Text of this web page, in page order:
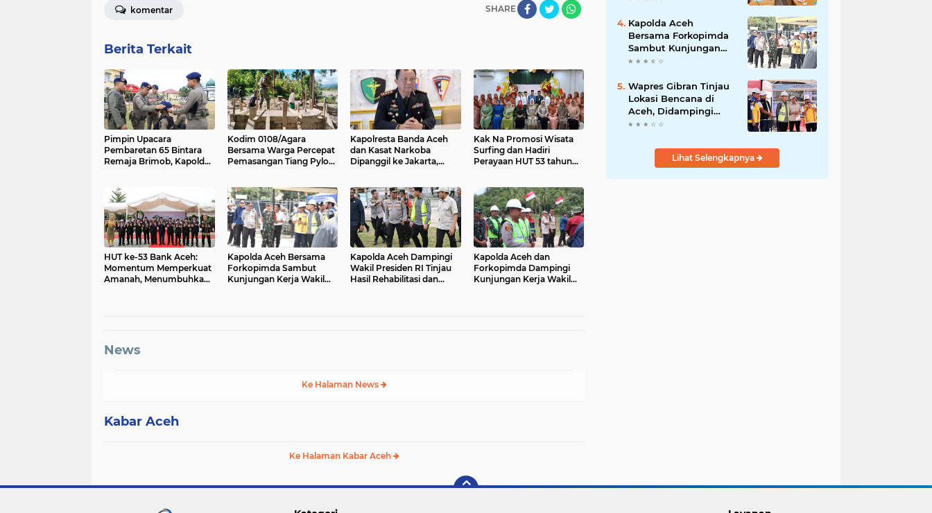
SHARE
komentar
Berita Terkait
Pimpin Upacara
Pembaretan 65 Bintara
Remaja Brimob, Kapolda
Kodim 0108/Agara
Bersama Warga Percepat
Pemasangan Tiang Pylon
Tenggara
Kapolresta Banda Aceh
dan Kasat Narkoba
Dipanggil ke Jakarta,
Kak Na Promosi Wisata
Surfing dan Hadiri
Perayaan HUT 53 tahun
HUT ke-53 Bank Aceh:
Momentum Memperkuat
Amanah, Menumbuhkan
Kapolda Aceh Bersama
Forkopimda Sambut
Kunjungan Kerja Wakil
Kapolda Aceh Dampingi
Wakil Presiden RI Tinjau
Hasil Rehabilitasi dan
Kapolda Aceh dan
Forkopimda Dampingi
Kunjungan Kerja Wakil
News
Ke Halaman News
Kabar Aceh
Ke Halaman Kabar Aceh
Kapolda Aceh
Bersama Forkopimda
Sambut Kunjungan
Kerja Wakil Presiden
Bireuen
Wapres Gibran Tinjau
Lokasi Bencana di
Aceh, Didampingi
Wagub Dek Fadh
Lihat Selengkapnya